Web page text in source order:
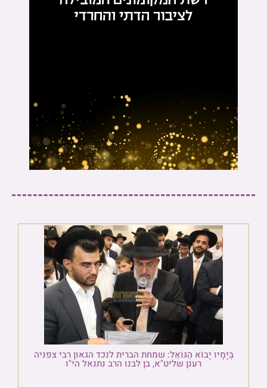
בְּיָמָיו יָבוֹא הַגּוֹאֵל: שמחת הברית לנכד הגאון רבי צפניה
רענן שליט"א, בן לבנו הרב נתנאל הי"ו